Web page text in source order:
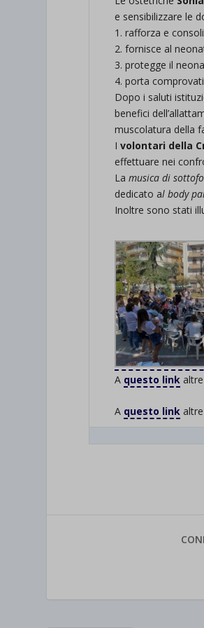
e sensibilizzare le
1. rafforza e
2. fornisce al
3. protegge il
4. porta
Dopo i saluti
benefici
muscolatura della
Ivolontari della
effettuare nei
La musica di
dedicato al body
Inoltre sono stati
A questo link
A questo link